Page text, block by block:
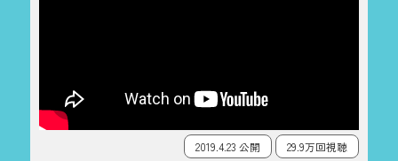
2019.4.23 公開
29.9万回視聴